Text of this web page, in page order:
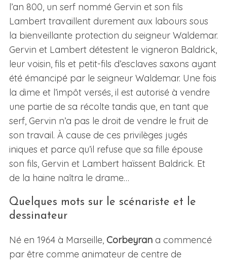
l’an 800, un serf nommé Gervin et son fils
Lambert travaillent durement aux labours sous
la bienveillante protection du seigneur Waldemar.
Gervin et Lambert détestent le vigneron Baldrick,
leur voisin, fils et petit-fils d’esclaves saxons ayant
été émancipé par le seigneur Waldemar. Une fois
la dime et l’impôt versés, il est autorisé à vendre
une partie de sa récolte tandis que, en tant que
serf, Gervin n’a pas le droit de vendre le fruit de
son travail. À cause de ces privilèges jugés
iniques et parce qu’il refuse que sa fille épouse
son fils, Gervin et Lambert haïssent Baldrick. Et
de la haine naîtra le drame…
Quelques mots sur le scénariste et le
dessinateur
Né en 1964 à Marseille, Corbeyrana commencé
par être comme animateur de centre de